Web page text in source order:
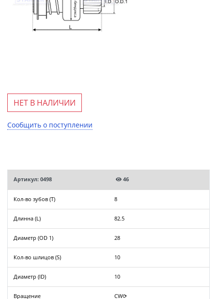
НЕТ В НАЛИЧИИ
Сообщить о поступлении
Артикул: 0498 46
Кол-во зубов (T) 8
Длинна (L) 82.5
Диаметр (OD 1) 28
Кол-во шлицов (S) 10
Диаметр (ID) 10
Вращение CW⟳